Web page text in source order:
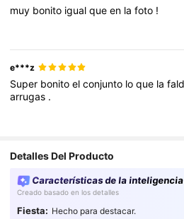
muy bonito igualqueen lafoto !
e***z
Super bonitoelconjunto loque la
arrugas .
Detalles Del Producto
Características de la
Creado basado en los detalles
Fiesta: Hecho para destacar.